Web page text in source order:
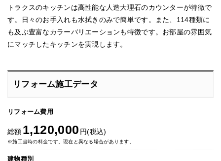
トラクスのキッチンは高性能な人造大理石のカウンターが特徴で
す。日々のお手入れも水拭きのみで簡単です。また、114種類に
も及ぶ豊富なカラーバリエーションも特徴です。お部屋の雰囲気
にマッチしたキッチンを実現します。
リフォーム施工データ
リフォーム費用
総額 1,120,000 円(税込)
※施工当時の料金です。現在と異なる場合があります。
建物種別